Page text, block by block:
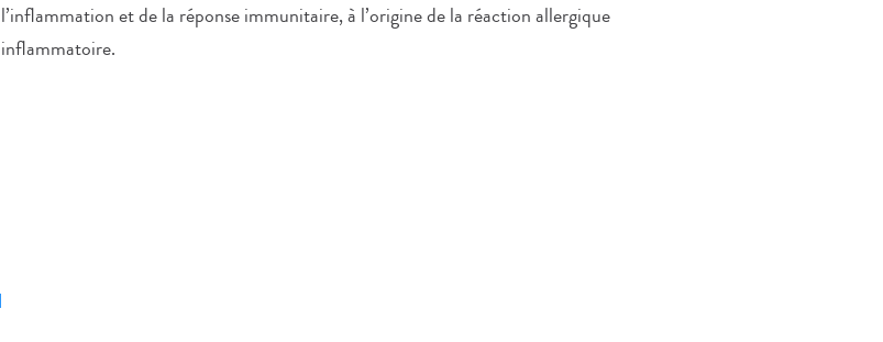
l’inflammation et de la réponse immunitaire, à l’origine de la réaction allergique
inflammatoire.